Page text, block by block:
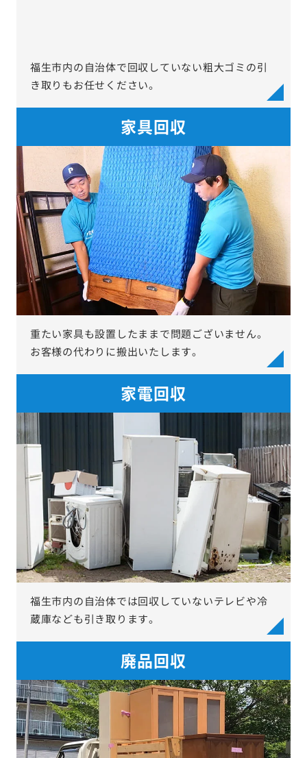
福生市内の自治体で回収していない粗大ゴミの引
き取りもお任せください。
家具回収
重たい家具も設置したままで問題ございません。
お客様の代わりに搬出いたします。
家電回収
福生市内の自治体では回収していないテレビや冷
蔵庫なども引き取ります。
廃品回収